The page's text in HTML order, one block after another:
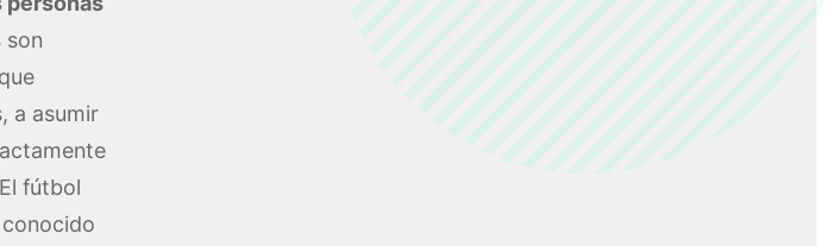
son
a asumir
fútbol